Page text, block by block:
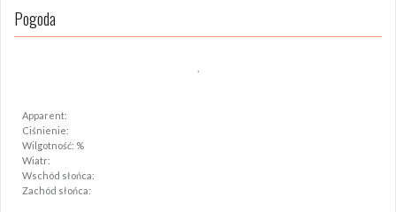
Pogoda
Apparent:
Ciśnienie:
Wilgotność: %
Wiatr:
Wschód słońca:
Zachód słońca: